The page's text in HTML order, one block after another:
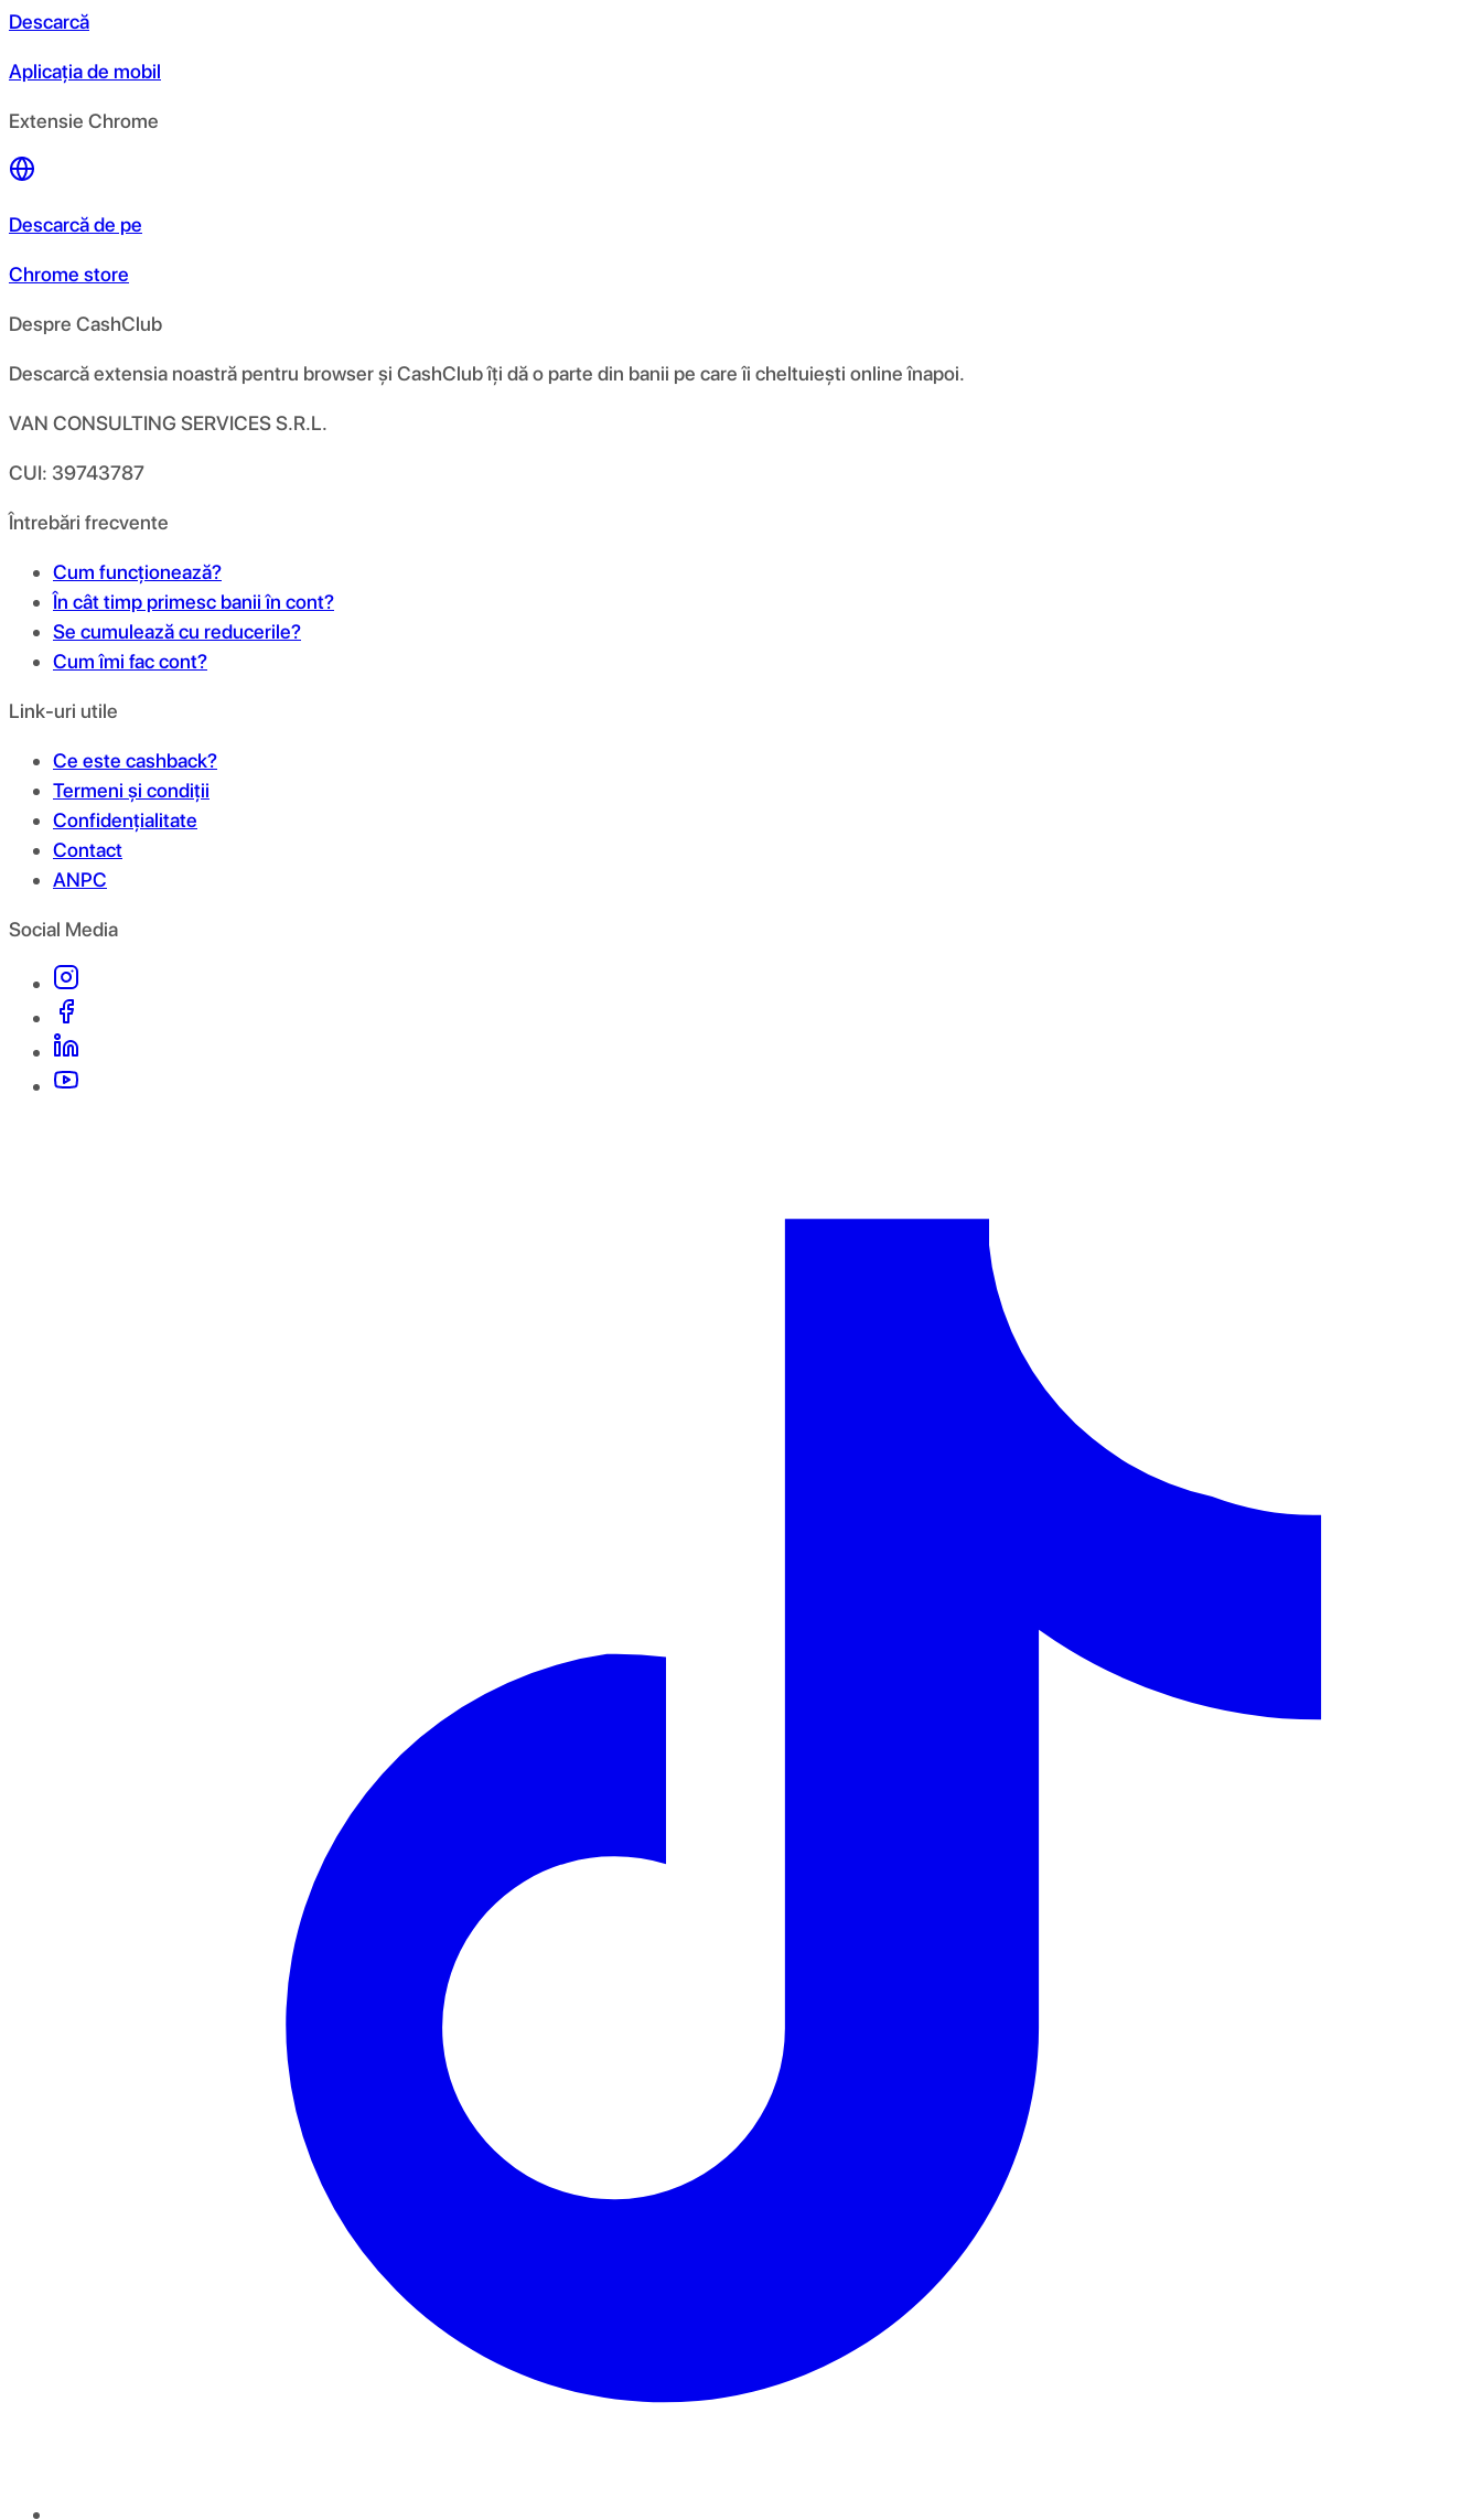
Descarcă
Aplicația de mobil
Extensie Chrome
Descarcă de pe
Chrome store
Despre CashClub
Descarcă extensia noastră pentru browser și CashClub îți dă o parte din banii pe care îi cheltuiești online înapoi.
VAN CONSULTING SERVICES S.R.L.
CUI: 39743787
Întrebări frecvente
Cum funcționează?
În cât timp primesc banii în cont?
Se cumulează cu reducerile?
Cum îmi fac cont?
Link-uri utile
Ce este cashback?
Termeni și condiții
Confidențialitate
Contact
ANPC
Social Media